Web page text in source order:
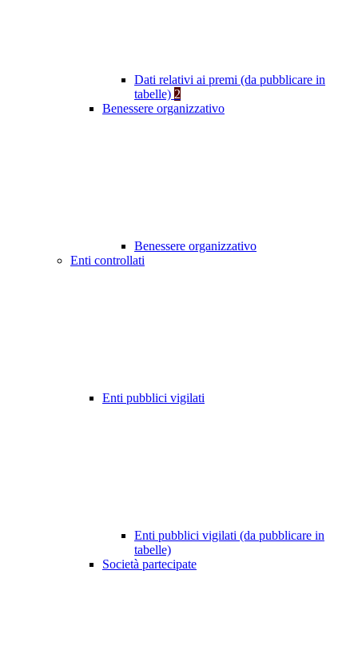
Dati relativi ai premi (da pubblicare in
tabelle) 2
Benessere organizzativo
Benessere organizzativo
Enti controllati
Enti pubblici vigilati
Enti pubblici vigilati (da pubblicare in
tabelle)
Società partecipate